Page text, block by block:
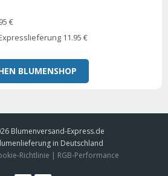
€
11.95 €
BLUMENSHOP
Blumenversand-Express.de
in Deutschland
Richtlinie | RGB-Performance